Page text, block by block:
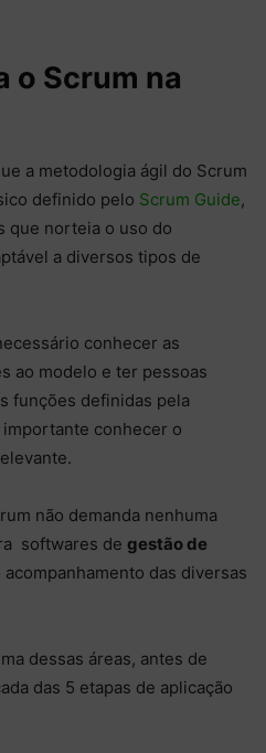
o Scrum na
a metodologia ágil do Scrum
definido pelo Scrum Guide,
que norteia o uso do
a diversos tipos de
conhecer as
ao modelo e ter pessoas
funções definidas pela
conhecer o
não demanda nenhuma
softwares de gestão de
das diversas
dessas áreas, antes de
das 5 etapas de aplicação